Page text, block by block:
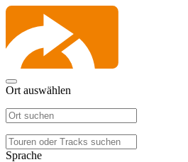
Ort auswählen
Sprache